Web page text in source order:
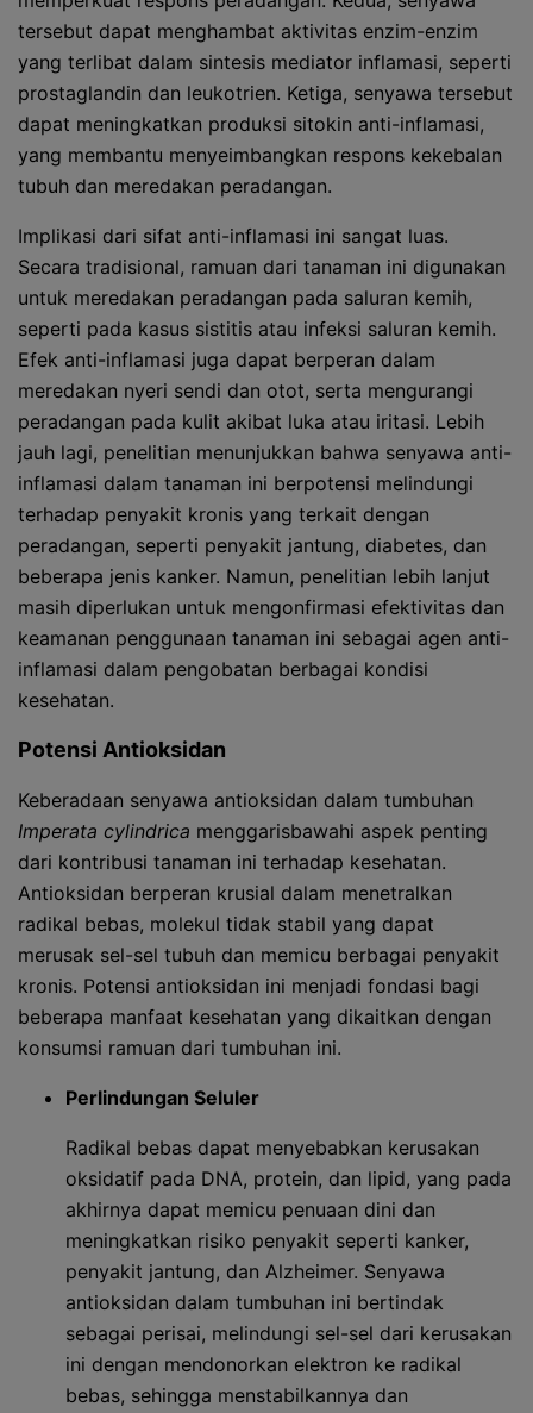
tersebut dapat menghambat aktivitas enzim-enzim
yang terlibat dalam sintesis mediator inflamasi, seperti
prostaglandin dan leukotrien. Ketiga, senyawa tersebut
dapat meningkatkan produksi sitokin anti-inflamasi,
yang membantu menyeimbangkan respons kekebalan
tubuh dan meredakan peradangan.
Implikasi dari sifat anti-inflamasi ini sangat luas.
Secara tradisional, ramuan dari tanaman ini digunakan
untuk meredakan peradangan pada saluran kemih,
seperti pada kasus sistitis atau infeksi saluran kemih.
Efek anti-inflamasi juga dapat berperan dalam
meredakan nyeri sendi dan otot, serta mengurangi
peradangan pada kulit akibat luka atau iritasi. Lebih
jauh lagi, penelitian menunjukkan bahwa senyawa anti-
inflamasi dalam tanaman ini berpotensi melindungi
terhadap penyakit kronis yang terkait dengan
peradangan, seperti penyakit jantung, diabetes, dan
beberapa jenis kanker. Namun, penelitian lebih lanjut
masih diperlukan untuk mengonfirmasi efektivitas dan
keamanan penggunaan tanaman ini sebagai agen anti-
inflamasi dalam pengobatan berbagai kondisi
kesehatan.
Potensi Antioksidan
Keberadaan senyawa antioksidan dalam tumbuhan
Imperata cylindrica menggarisbawahi aspek penting
dari kontribusi tanaman ini terhadap kesehatan.
Antioksidan berperan krusial dalam menetralkan
radikal bebas, molekul tidak stabil yang dapat
merusak sel-sel tubuh dan memicu berbagai penyakit
kronis. Potensi antioksidan ini menjadi fondasi bagi
beberapa manfaat kesehatan yang dikaitkan dengan
konsumsi ramuan dari tumbuhan ini.
Perlindungan Seluler
Radikal bebas dapat menyebabkan kerusakan
oksidatif pada DNA, protein, dan lipid, yang pada
akhirnya dapat memicu penuaan dini dan
meningkatkan risiko penyakit seperti kanker,
penyakit jantung, dan Alzheimer. Senyawa
antioksidan dalam tumbuhan ini bertindak
sebagai perisai, melindungi sel-sel dari kerusakan
ini dengan mendonorkan elektron ke radikal
bebas, sehingga menstabilkannya dan